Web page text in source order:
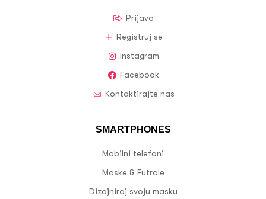
Prijava
Registruj se
Instagram
Facebook
Kontaktirajte nas
SMARTPHONES
Mobilni telefoni
Maske & Futrole
Dizajniraj svoju masku